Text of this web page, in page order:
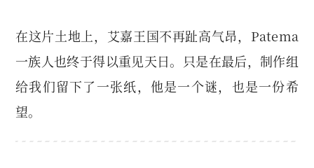
在这片土地上，艾嘉王国不再趾高气昂，Patema
一族人也终于得以重见天日。只是在最后，制作组
给我们留下了一张纸，他是一个谜，也是一份希
望。